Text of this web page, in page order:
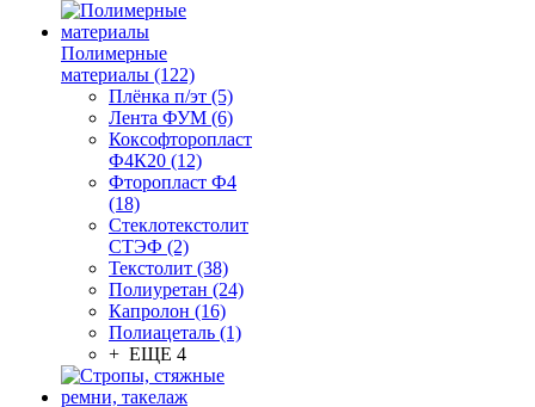
Полимерные
материалы (122)
Плёнка п/эт (5)
Лента ФУМ (6)
Коксофторопласт
Ф4К20 (12)
Фторопласт Ф4
(18)
Стеклотекстолит
СТЭФ (2)
Текстолит (38)
Полиуретан (24)
Капролон (16)
Полиацеталь (1)
+ ЕЩЕ 4